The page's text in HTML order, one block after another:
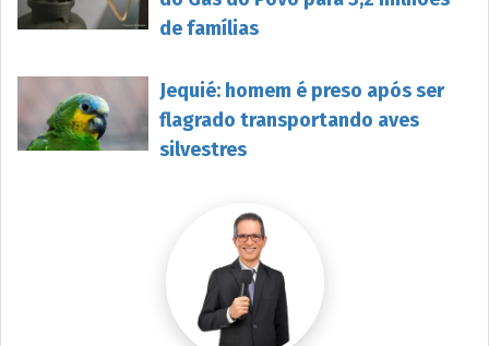
de famílias
Jequié: homem é preso após ser
flagrado transportando aves
silvestres